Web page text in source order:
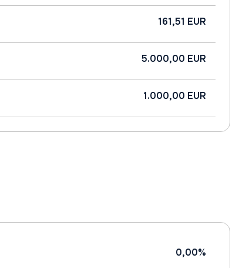
161,51 EUR
5.000,00 EUR
1.000,00 EUR
0,00%